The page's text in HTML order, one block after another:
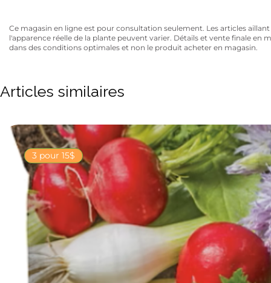
Ce magasin en ligne est pour consultation seulement. Les articles
l'apparence réelle de la plante peuvent varier. Détails et vente finale
dans des conditions optimales et non le produit acheter en magasin.
Articles similaires
3 pour 15$